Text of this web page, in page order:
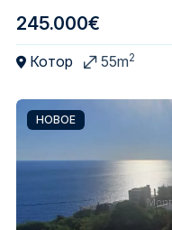
Котора
245.000€
Котор 55m2
НОВОЕ